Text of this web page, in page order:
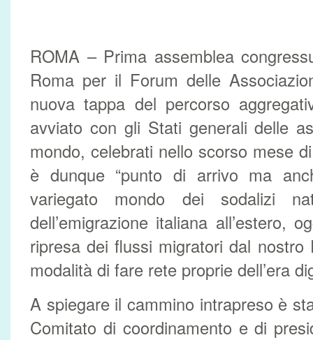
ROMA – Prima assemblea
Roma per il Forum delle
nuova tappa del percorso
avviato con gli Stati generali delle
mondo, celebrati nello scorso mese
è dunque “punto di arrivo ma
variegato mondo dei sodalizi
dell’emigrazione italiana all’estero,
ripresa dei flussi migratori dal
modalità di fare rete proprie dell’era
A spiegare il cammino intrapreso è
Comitato di coordinamento e di